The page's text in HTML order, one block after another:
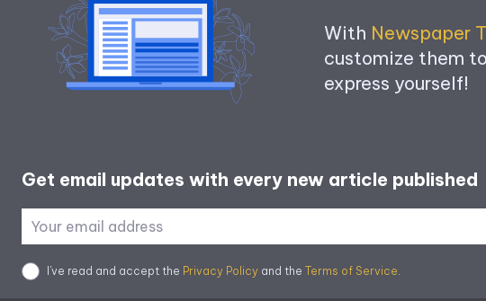
With Newspaper
customize them
express yourself!
Get email updates with every new article published
I've read and accept the Privacy Policy and the Terms of Service